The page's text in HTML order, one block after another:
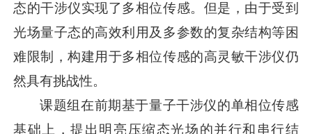
态的干涉仪实现了多相位传感。但是，由于受到
光场量子态的高效利用及多参数的复杂结构等困
难限制，构建用于多相位传感的高灵敏干涉仪仍
然具有挑战性。
课题组在前期基于量子干涉仪的单相位传感
基础上，提出明亮压缩态光场的并行和串行结